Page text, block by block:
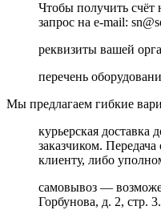
Чтобы получить счёт
запрос на e-mail:
реквизиты вашей
перечень
Мы предлагаем гибкие
курьерская доставка
заказчиком.
клиенту, либо
самовывоз —
Горбунова, д. 2, стр. 3.